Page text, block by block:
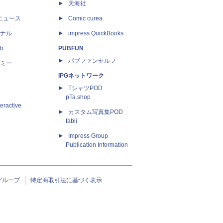
ュース
ル
ー
天海社
Comic curea
impress QuickBooks
PUBFUN
パブファンセルフ
IPGネットワーク
TシャツPOD
pTa.shop
カスタム写真集POD
fabli
Impress Group
Publication Information
ループ 特定商取引法に基づく表示